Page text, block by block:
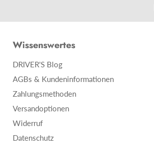
Wissenswertes
DRIVER'S Blog
AGBs & Kundeninformationen
Zahlungsmethoden
Versandoptionen
Widerruf
Datenschutz